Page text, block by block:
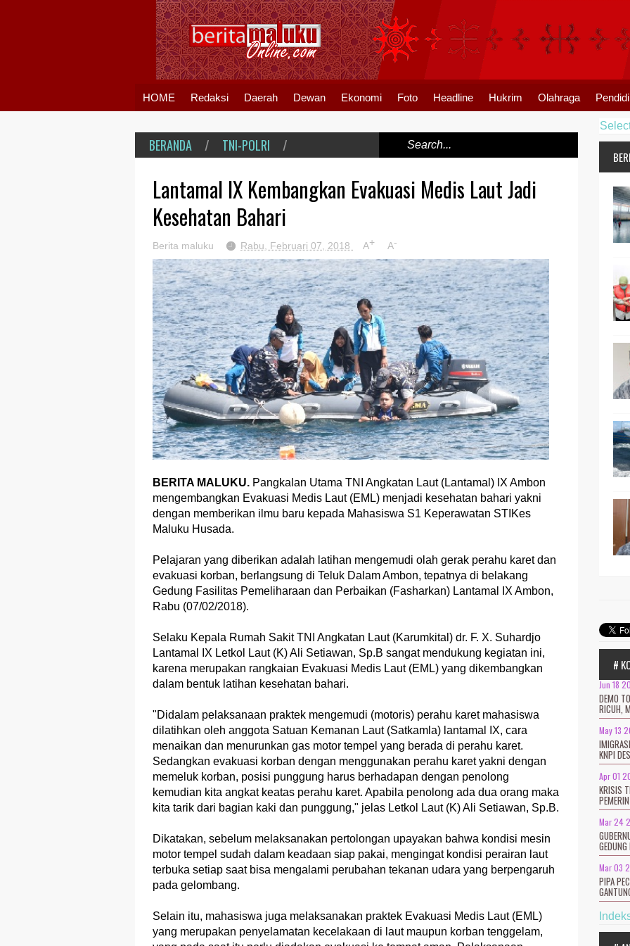
HOME Redaksi Daerah Dewan Ekonomi Foto Headline Hukrim Olahraga
BERANDA / TNI-POLRI /
Lantamal IX Kembangkan Evakuasi Medis Laut Jadi
Kesehatan Bahari
Berita maluku Rabu, Februari 07, 2018 A+ A-
BERITA MALUKU. Pangkalan Utama TNI Angkatan Laut (Lantamal) IX Ambon
mengembangkan Evakuasi Medis Laut (EML) menjadi kesehatan bahari yakni
dengan memberikan ilmu baru kepada Mahasiswa S1 Keperawatan STIKes
Maluku Husada.
Pelajaran yang diberikan adalah latihan mengemudi olah gerak perahu karet dan
evakuasi korban, berlangsung di Teluk Dalam Ambon, tepatnya di belakang
Gedung Fasilitas Pemeliharaan dan Perbaikan (Fasharkan) Lantamal IX Ambon,
Rabu (07/02/2018).
Selaku Kepala Rumah Sakit TNI Angkatan Laut (Karumkital) dr. F. X. Suhardjo
Lantamal IX Letkol Laut (K) Ali Setiawan, Sp.B sangat mendukung kegiatan ini,
karena merupakan rangkaian Evakuasi Medis Laut (EML) yang dikembangkan
dalam bentuk latihan kesehatan bahari.
"Didalam pelaksanaan praktek mengemudi (motoris) perahu karet mahasiswa
dilatihkan oleh anggota Satuan Kemanan Laut (Satkamla) lantamal IX, cara
menaikan dan menurunkan gas motor tempel yang berada di perahu karet.
Sedangkan evakuasi korban dengan menggunakan perahu karet yakni dengan
memeluk korban, posisi punggung harus berhadapan dengan penolong
kemudian kita angkat keatas perahu karet. Apabila penolong ada dua orang maka
kita tarik dari bagian kaki dan punggung," jelas Letkol Laut (K) Ali Setiawan, Sp.B.
Dikatakan, sebelum melaksanakan pertolongan upayakan bahwa kondisi mesin
motor tempel sudah dalam keadaan siap pakai, mengingat kondisi perairan laut
terbuka setiap saat bisa mengalami perubahan tekanan udara yang berpengaruh
pada gelombang.
Selain itu, mahasiswa juga melaksanakan praktek Evakuasi Medis Laut (EML)
yang merupakan penyelamatan kecelakaan di laut maupun korban tenggelam,
#
Jun 18
DEMO
RICUH,
May 13
KNPI
Apr 01
KRISIS
Mar 24
Mar 03
PIPA